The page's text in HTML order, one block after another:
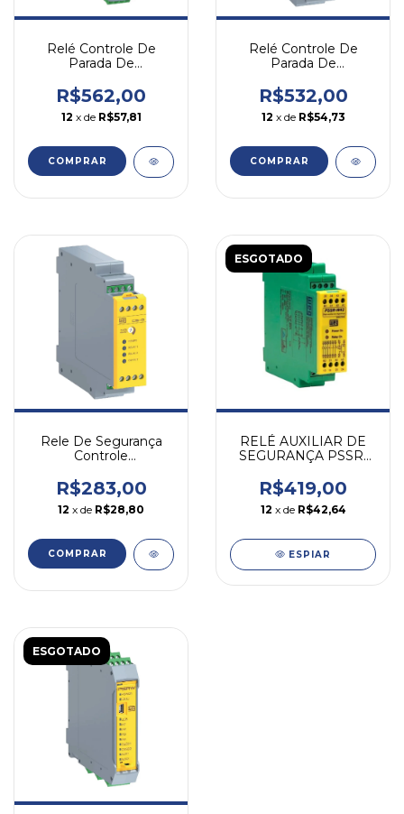
Relé Controle De
Parada De
3na 24v
R$562,00
12 x de R$57,81
Relé Controle De
Parada De
24v
R$532,00
12 x de R$54,73
Rele De Segurança
Controle
Nr12 Weg
R$283,00
12 x de R$28,80
ESGOTADO
RELÉ AUXILIAR DE
SEGURANÇA PSSR-
240V WEG
R$419,00
12 x de R$42,64
ESPIAR
ESGOTADO